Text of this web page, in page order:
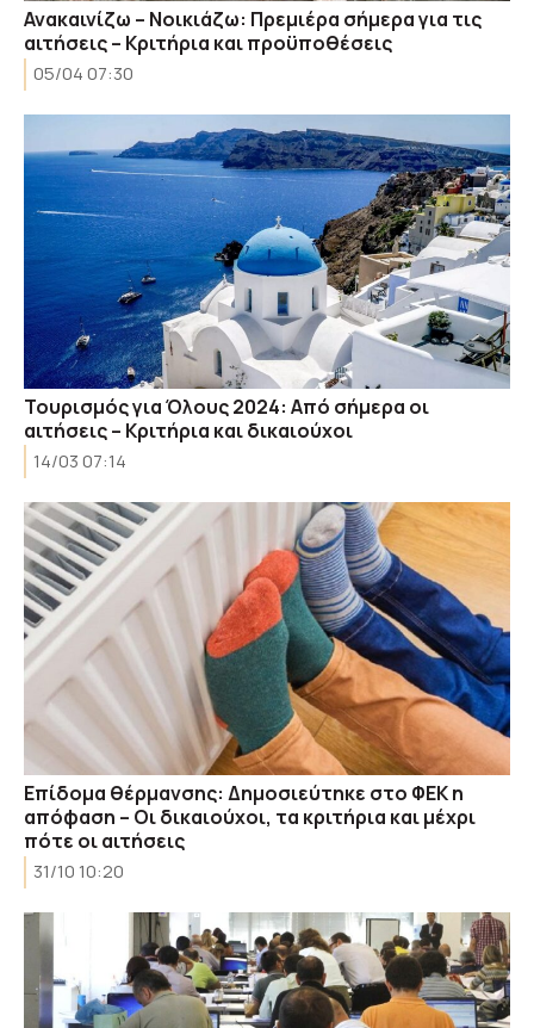
Ανακαινίζω – Νοικιάζω: Πρεμιέρα σήμερα για τις
αιτήσεις – Κριτήρια και προϋποθέσεις
05/04 07:30
Τουρισμός για Όλους 2024: Από σήμερα οι
αιτήσεις – Κριτήρια και δικαιούχοι
14/03 07:14
Επίδομα θέρμανσης: Δημοσιεύτηκε στο ΦΕΚ η
απόφαση – Οι δικαιούχοι, τα κριτήρια και μέχρι
πότε οι αιτήσεις
31/10 10:20